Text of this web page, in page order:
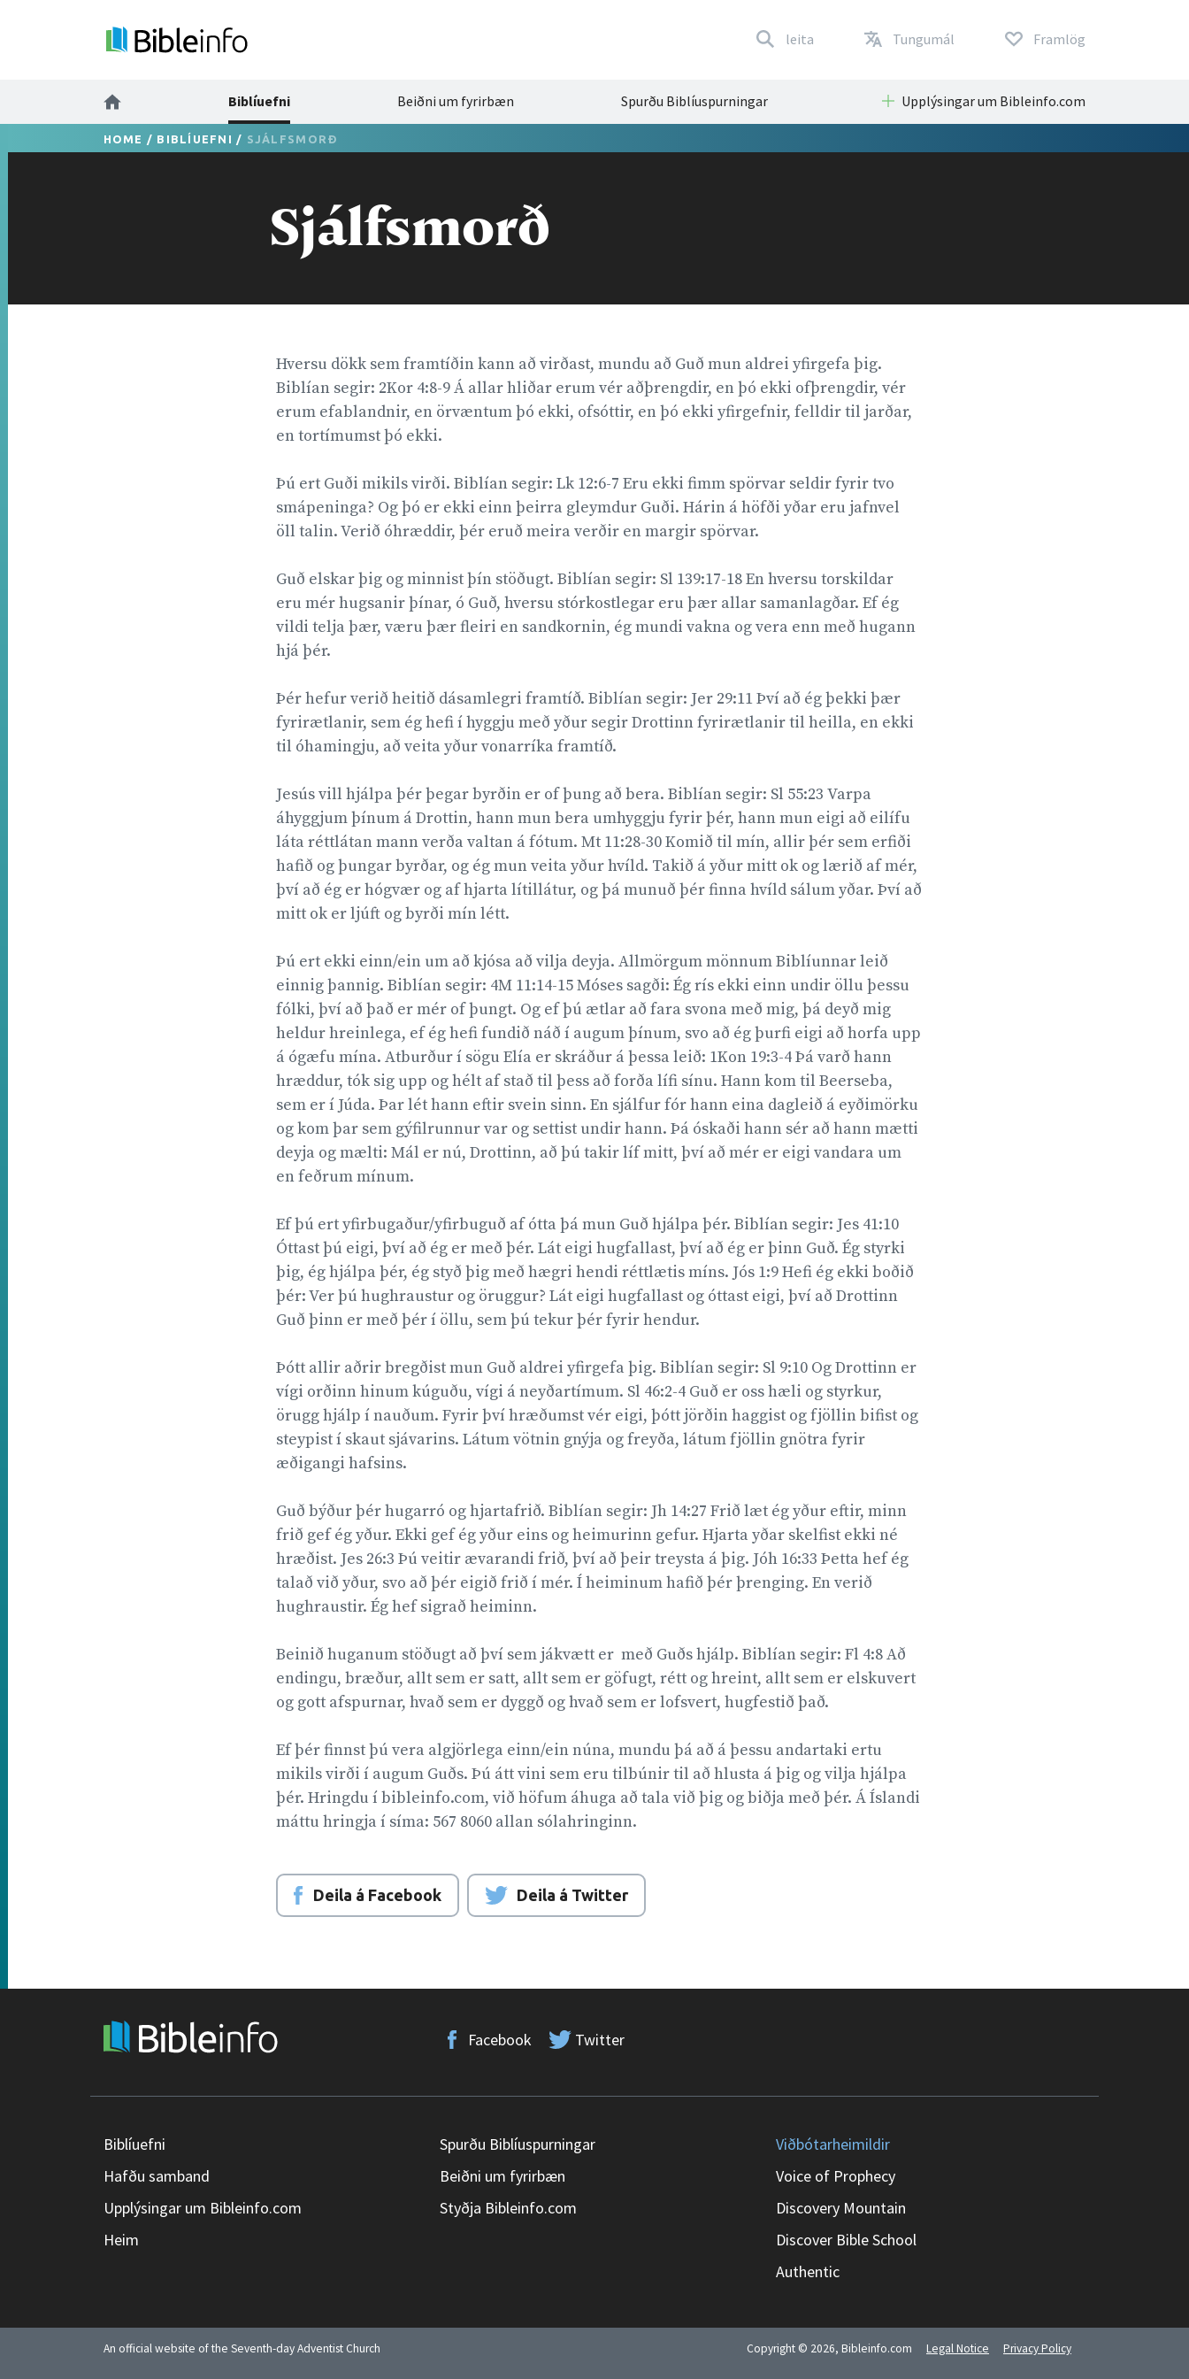
leita Tungumál Framlög
Biblíuefni Beiðni um fyrirbæn Spurðu Biblíuspurningar Upplýsingar um Bibleinfo.com
HOME / BIBLÍUEFNI / SJÁLFSMORÐ
Sjálfsmorð
Hversu dökk sem framtíðin kann að virðast, mundu að Guð mun aldrei yfirgefa þig.
Biblían segir: 2Kor 4:8-9 Á allar hliðar erum vér aðþrengdir, en þó ekki ofþrengdir, vér
erum efablandnir, en örvæntum þó ekki, ofsóttir, en þó ekki yfirgefnir, felldir til jarðar,
en tortímumst þó ekki.
Þú ert Guði mikils virði. Biblían segir: Lk 12:6-7 Eru ekki fimm spörvar seldir fyrir tvo
smápeninga? Og þó er ekki einn þeirra gleymdur Guði. Hárin á höfði yðar eru jafnvel
öll talin. Verið óhræddir, þér eruð meira verðir en margir spörvar.
Guð elskar þig og minnist þín stöðugt. Biblían segir: Sl 139:17-18 En hversu torskildar
eru mér hugsanir þínar, ó Guð, hversu stórkostlegar eru þær allar samanlagðar. Ef ég
vildi telja þær, væru þær fleiri en sandkornin, ég mundi vakna og vera enn með hugann
hjá þér.
Þér hefur verið heitið dásamlegri framtíð. Biblían segir: Jer 29:11 Því að ég þekki þær
fyrirætlanir, sem ég hefi í hyggju með yður segir Drottinn fyrirætlanir til heilla, en ekki
til óhamingju, að veita yður vonarríka framtíð.
Jesús vill hjálpa þér þegar byrðin er of þung að bera. Biblían segir: Sl 55:23 Varpa
áhyggjum þínum á Drottin, hann mun bera umhyggju fyrir þér, hann mun eigi að eilífu
láta réttlátan mann verða valtan á fótum. Mt 11:28-30 Komið til mín, allir þér sem erfiði
hafið og þungar byrðar, og ég mun veita yður hvíld. Takið á yður mitt ok og lærið af mér,
því að ég er hógvær og af hjarta lítillátur, og þá munuð þér finna hvíld sálum yðar. Því að
mitt ok er ljúft og byrði mín létt.
Þú ert ekki einn/ein um að kjósa að vilja deyja. Allmörgum mönnum Biblíunnar leið
einnig þannig. Biblían segir: 4M 11:14-15 Móses sagði: Ég rís ekki einn undir öllu þessu
fólki, því að það er mér of þungt. Og ef þú ætlar að fara svona með mig, þá deyð mig
heldur hreinlega, ef ég hefi fundið náð í augum þínum, svo að ég þurfi eigi að horfa upp
á ógæfu mína. Atburður í sögu Elía er skráður á þessa leið: 1Kon 19:3-4 Þá varð hann
hræddur, tók sig upp og hélt af stað til þess að forða lífi sínu. Hann kom til Beerseba,
sem er í Júda. Þar lét hann eftir svein sinn. En sjálfur fór hann eina dagleið á eyðimörku
og kom þar sem gýfilrunnur var og settist undir hann. Þá óskaði hann sér að hann mætti
deyja og mælti: Mál er nú, Drottinn, að þú takir líf mitt, því að mér er eigi vandara um
en feðrum mínum.
Ef þú ert yfirbugaður/yfirbuguð af ótta þá mun Guð hjálpa þér. Biblían segir: Jes 41:10
Óttast þú eigi, því að ég er með þér. Lát eigi hugfallast, því að ég er þinn Guð. Ég styrki
þig, ég hjálpa þér, ég styð þig með hægri hendi réttlætis míns. Jós 1:9 Hefi ég ekki boðið
þér: Ver þú hughraustur og öruggur? Lát eigi hugfallast og óttast eigi, því að Drottinn
Guð þinn er með þér í öllu, sem þú tekur þér fyrir hendur.
Þótt allir aðrir bregðist mun Guð aldrei yfirgefa þig. Biblían segir: Sl 9:10 Og Drottinn er
vígi orðinn hinum kúguðu, vígi á neyðartímum. Sl 46:2-4 Guð er oss hæli og styrkur,
örugg hjálp í nauðum. Fyrir því hræðumst vér eigi, þótt jörðin haggist og fjöllin bifist og
steypist í skaut sjávarins. Látum vötnin gnýja og freyða, látum fjöllin gnötra fyrir
æðigangi hafsins.
Guð býður þér hugarró og hjartafrið. Biblían segir: Jh 14:27 Frið læt ég yður eftir, minn
frið gef ég yður. Ekki gef ég yður eins og heimurinn gefur. Hjarta yðar skelfist ekki né
hræðist. Jes 26:3 Þú veitir ævarandi frið, því að þeir treysta á þig. Jóh 16:33 Þetta hef ég
talað við yður, svo að þér eigið frið í mér. Í heiminum hafið þér þrenging. En verið
hughraustir. Ég hef sigrað heiminn.
Beinið huganum stöðugt að því sem jákvætt er  með Guðs hjálp. Biblían segir: Fl 4:8 Að
endingu, bræður, allt sem er satt, allt sem er göfugt, rétt og hreint, allt sem er elskuvert
og gott afspurnar, hvað sem er dyggð og hvað sem er lofsvert, hugfestið það.
Ef þér finnst þú vera algjörlega einn/ein núna, mundu þá að á þessu andartaki ertu
mikils virði í augum Guðs. Þú átt vini sem eru tilbúnir til að hlusta á þig og vilja hjálpa
þér. Hringdu í bibleinfo.com, við höfum áhuga að tala við þig og biðja með þér. Á Íslandi
máttu hringja í síma: 567 8060 allan sólahringinn.
Deila á Facebook Deila á Twitter
Facebook Twitter
Biblíuefni
Hafðu samband
Upplýsingar um Bibleinfo.com
Heim
Spurðu Biblíuspurningar
Beiðni um fyrirbæn
Styðja Bibleinfo.com
Viðbótarheimildir
Voice of Prophecy
Discovery Mountain
Discover Bible School
Authentic
An official website of the Seventh-day Adventist Church Copyright © 2026, Bibleinfo.com Legal Notice Privacy Policy